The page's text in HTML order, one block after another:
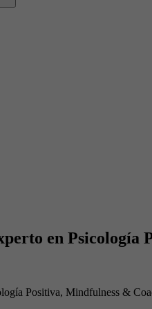
en Psicología
Positiva, Mindfulness &